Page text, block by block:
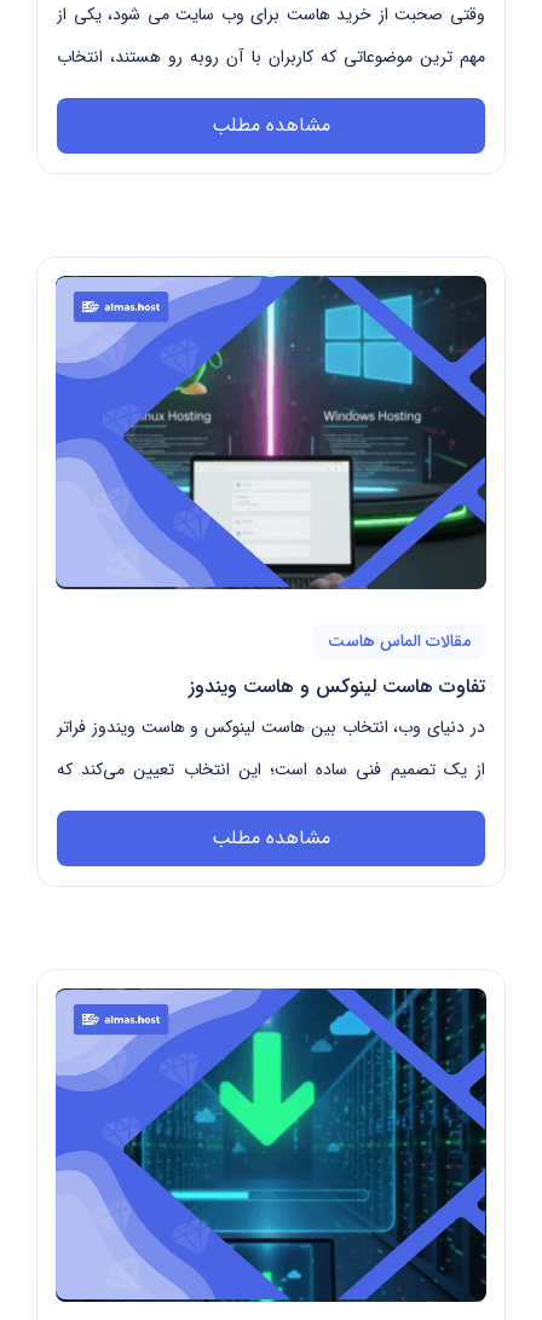
وقتی صحبت از خرید هاست برای وب سایت می شود، یکی از
مهم ترین موضوعاتی که کاربران با آن روبه رو هستند، انتخاب
کنترل پنل هاست است. کنترل پنل نرم افزاری ا...
مشاهده مطلب
مقالات الماس هاست
تفاوت هاست لینوکس و هاست ویندوز
در دنیای وب، انتخاب بین هاست لینوکس و هاست ویندوز فراتر
از یک تصمیم فنی ساده است؛ این انتخاب تعیین می‌کند که
سایت شما چقدر سریع بارگذاری شود، با چ...
مشاهده مطلب